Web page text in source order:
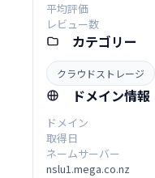
平均評価
レビュー数
カテゴリー
クラウドストレージ
ドメイン情報
ドメイン
取得日
ネームサーバー
nslu1.mega.co.nz